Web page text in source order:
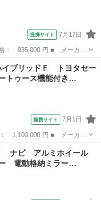
提携サイト 7月17日
グレード名： Ｕ ミュー
システム ドラレコ ワンオ
イブリッドＦ トヨタセー
トゥース機能付き…
提携サイト 7月1日
レード名： ハイブリッ
ース機能付き社外ナビバッ
ナビ アルミホイール
電動格納ミラー…